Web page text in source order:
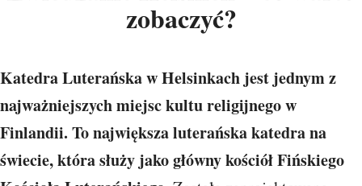
zobaczyć?
Katedra Luterańska w Helsinkach jest jednym z
najważniejszych miejsc kultu religijnego w
Finlandii. To największa luterańska katedra na
świecie, która służy jako główny kościół Fińskiego